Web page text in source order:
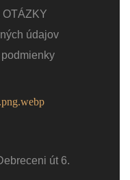
údajov
út 6.